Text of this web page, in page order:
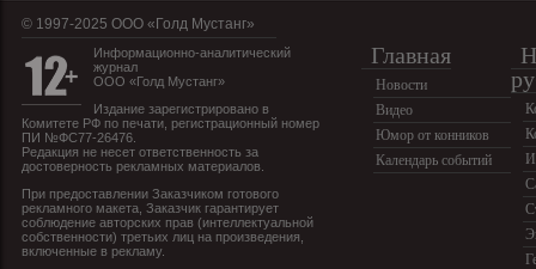
© 1997-2025 OOO «Голд Мустанг»
Информационно-аналитический
журнал
ООО «Голд Мустанг»
Издание зарегистрировано в
Комитете РФ по печати, регистрационный номер
ПИ №ФС77-26476.
Редакция не несет ответственность за
достоверность рекламных материалов.
При предоставлении Заказчиком готового
рекламного макета, Заказчик гарантирует
соблюдение авторских прав (интеллектуальной
собственности) третьих лиц на произведения,
включенные в рекламу.
Главная
Новости
Видео
Юмор от конников
Календарь событий